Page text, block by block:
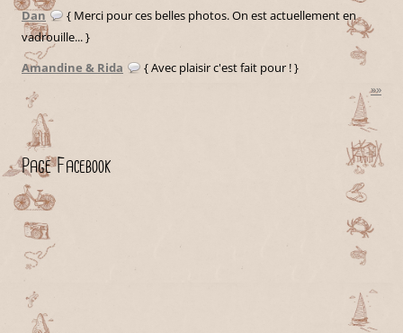
Dan
{ Merci pour ces belles photos. On est actuellement en
vadrouille... }
Amandine & Rida
{ Avec plaisir c'est fait pour ! }
»»
Page Facebook